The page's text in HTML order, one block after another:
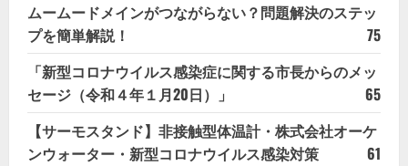
ムームードメインがつながらない？問題解決のステッ
プを簡単解説！
75
「新型コロナウイルス感染症に関する市長からのメッ
セージ（令和４年１月20日）」
65
【サーモスタンド】非接触型体温計・株式会社オーケ
ンウォーター・新型コロナウイルス感染対策
61